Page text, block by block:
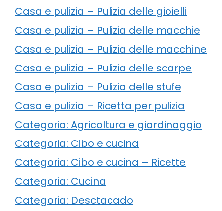
Casa e pulizia – Pulizia delle gioielli
Casa e pulizia – Pulizia delle macchie
Casa e pulizia – Pulizia delle macchine
Casa e pulizia – Pulizia delle scarpe
Casa e pulizia – Pulizia delle stufe
Casa e pulizia – Ricetta per pulizia
Categoria: Agricoltura e giardinaggio
Categoria: Cibo e cucina
Categoria: Cibo e cucina – Ricette
Categoria: Cucina
Categoria: Desctacado